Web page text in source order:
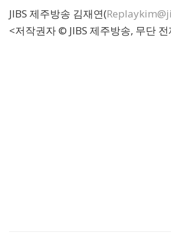
JIBS 제주방송 김재연(
<저작권자 © JIBS 제주방송, 무단